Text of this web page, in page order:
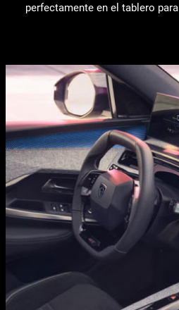
perfectamente en el tablero